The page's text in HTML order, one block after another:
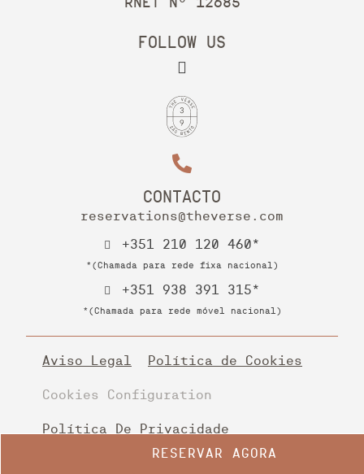
RESERVAR AGORA
RNET Nº 12685
FOLLOW US
CONTACTO
reservations@theverse.com
+351 210 120 460*
*(Chamada para rede fixa nacional)
+351 938 391 315*
*(Chamada para rede móvel nacional)
Aviso Legal Política de Cookies
Cookies Configuration
Política De Privacidade